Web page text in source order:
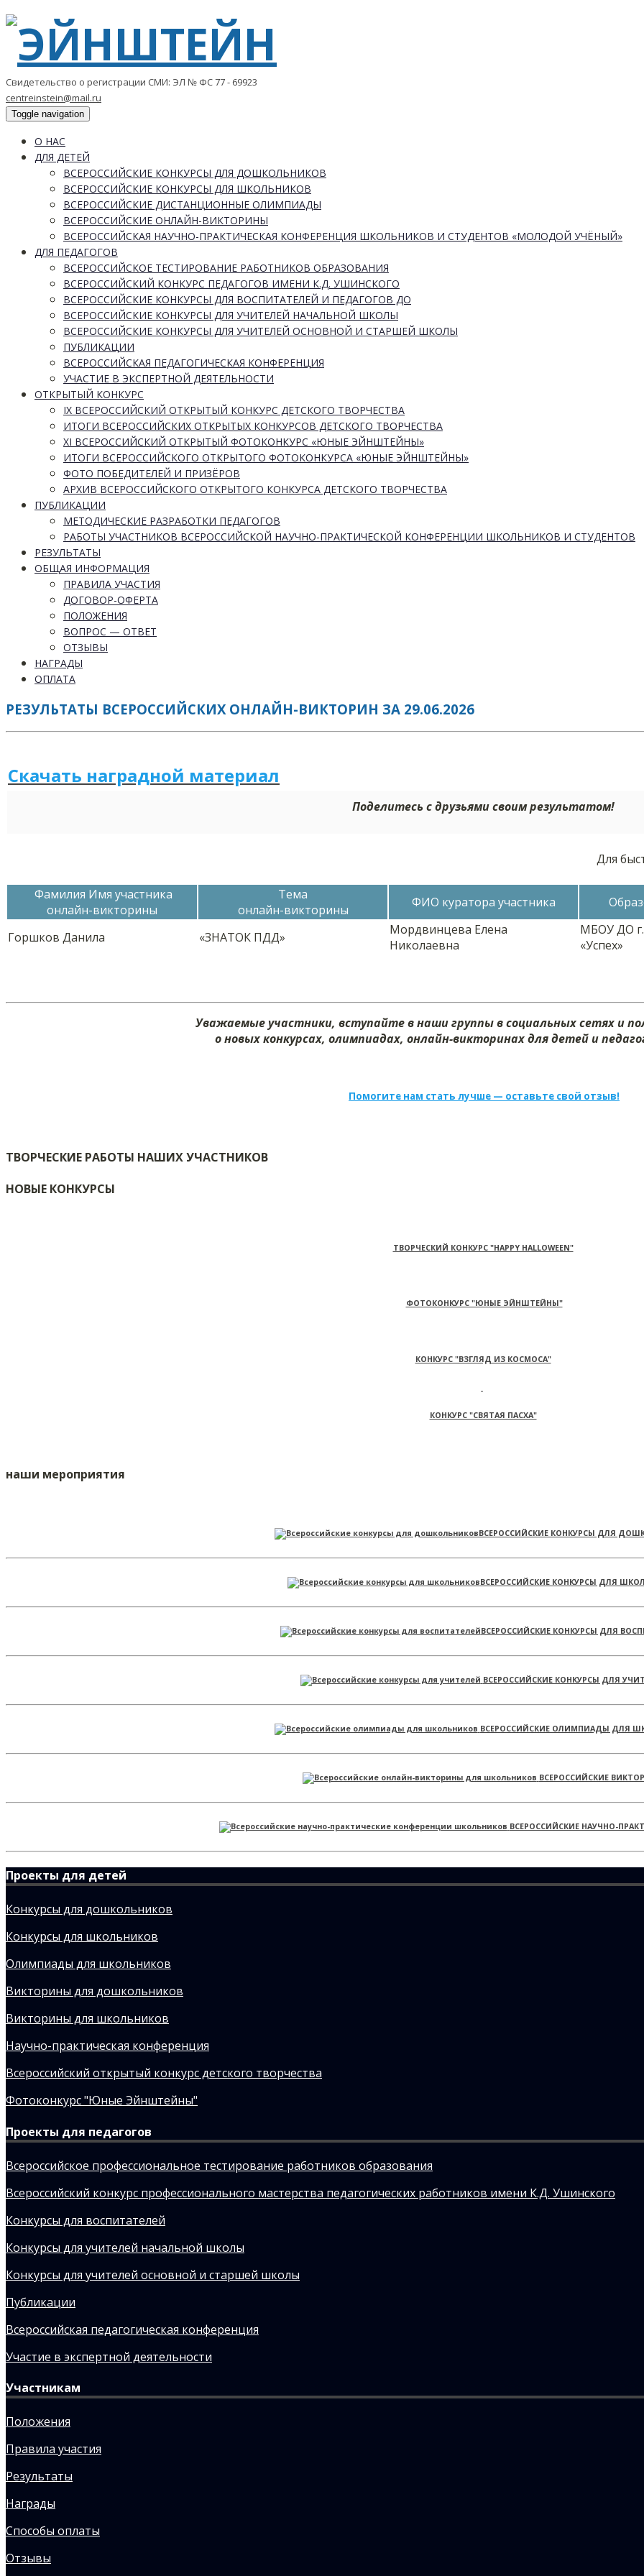
Свидетельство о регистрации СМИ: ЭЛ № ФС 77 - 69923
centreinstein@mail.ru
Toggle navigation
О НАС
ДЛЯ ДЕТЕЙ
ВСЕРОССИЙСКИЕ КОНКУРСЫ ДЛЯ ДОШКОЛЬНИКОВ
ВСЕРОССИЙСКИЕ КОНКУРСЫ ДЛЯ ШКОЛЬНИКОВ
ВСЕРОССИЙСКИЕ ДИСТАНЦИОННЫЕ ОЛИМПИАДЫ
ВСЕРОССИЙСКИЕ ОНЛАЙН-ВИКТОРИНЫ
ВСЕРОССИЙСКАЯ НАУЧНО-ПРАКТИЧЕСКАЯ КОНФЕРЕНЦИЯ ШКОЛЬНИКОВ И СТУДЕНТОВ «МОЛОДОЙ УЧЁНЫЙ»
ДЛЯ ПЕДАГОГОВ
ВСЕРОССИЙСКОЕ ТЕСТИРОВАНИЕ РАБОТНИКОВ ОБРАЗОВАНИЯ
ВСЕРОССИЙСКИЙ КОНКУРС ПЕДАГОГОВ ИМЕНИ К.Д. УШИНСКОГО
ВСЕРОССИЙСКИЕ КОНКУРСЫ ДЛЯ ВОСПИТАТЕЛЕЙ И ПЕДАГОГОВ ДО
ВСЕРОССИЙСКИЕ КОНКУРСЫ ДЛЯ УЧИТЕЛЕЙ НАЧАЛЬНОЙ ШКОЛЫ
ВСЕРОССИЙСКИЕ КОНКУРСЫ ДЛЯ УЧИТЕЛЕЙ ОСНОВНОЙ И СТАРШЕЙ ШКОЛЫ
ПУБЛИКАЦИИ
ВСЕРОССИЙСКАЯ ПЕДАГОГИЧЕСКАЯ КОНФЕРЕНЦИЯ
УЧАСТИЕ В ЭКСПЕРТНОЙ ДЕЯТЕЛЬНОСТИ
ОТКРЫТЫЙ КОНКУРС
IX ВСЕРОССИЙСКИЙ ОТКРЫТЫЙ КОНКУРС ДЕТСКОГО ТВОРЧЕСТВА
ИТОГИ ВСЕРОССИЙСКИХ ОТКРЫТЫХ КОНКУРСОВ ДЕТСКОГО ТВОРЧЕСТВА
XI ВСЕРОССИЙСКИЙ ОТКРЫТЫЙ ФОТОКОНКУРС «ЮНЫЕ ЭЙНШТЕЙНЫ»
ИТОГИ ВСЕРОССИЙСКОГО ОТКРЫТОГО ФОТОКОНКУРСА «ЮНЫЕ ЭЙНШТЕЙНЫ»
ФОТО ПОБЕДИТЕЛЕЙ И ПРИЗЁРОВ
АРХИВ ВСЕРОССИЙСКОГО ОТКРЫТОГО КОНКУРСА ДЕТСКОГО ТВОРЧЕСТВА
ПУБЛИКАЦИИ
МЕТОДИЧЕСКИЕ РАЗРАБОТКИ ПЕДАГОГОВ
РАБОТЫ УЧАСТНИКОВ ВСЕРОССИЙСКОЙ НАУЧНО-ПРАКТИЧЕСКОЙ КОНФЕРЕНЦИИ ШКОЛЬНИКОВ И СТУДЕНТОВ
РЕЗУЛЬТАТЫ
ОБЩАЯ ИНФОРМАЦИЯ
ПРАВИЛА УЧАСТИЯ
ДОГОВОР-ОФЕРТА
ПОЛОЖЕНИЯ
ВОПРОС — ОТВЕТ
ОТЗЫВЫ
НАГРАДЫ
ОПЛАТА
РЕЗУЛЬТАТЫ ВСЕРОССИЙСКИХ ОНЛАЙН-ВИКТОРИН ЗА 29.06.2026
Скачать наградной материал
Поделитесь с друзьями своим результатом!
Для
Фамилия Имя участника
онлайн-викторины
Тема
онлайн-викторины
ФИО куратора участника
Горшков Данила «ЗНАТОК ПДД»
Мордвинцева Елена
Николаевна
МБОУ ДО
«Успех»
Уважаемые участники, вступайте в наши группы в социальных сетях и
о новых конкурсах, олимпиадах, онлайн-викторинах для детей и
Помогите нам стать лучше — оставьте свой отзыв!
ТВОРЧЕСКИЕ РАБОТЫ НАШИХ УЧАСТНИКОВ
НОВЫЕ КОНКУРСЫ
ТВОРЧЕСКИЙ КОНКУРС "HAPPY HALLOWEEN"
ФОТОКОНКУРС "ЮНЫЕ ЭЙНШТЕЙНЫ"
КОНКУРС "ВЗГЛЯД ИЗ КОСМОСА"
КОНКУРС "СВЯТАЯ ПАСХА"
наши мероприятия
ВСЕРОССИЙСКИЕ КОНКУРСЫ ДЛЯ
ВСЕРОССИЙСКИЕ КОНКУРСЫ ДЛЯ
ВСЕРОССИЙСКИЕ КОНКУРСЫ ДЛЯ
ВСЕРОССИЙСКИЕ КОНКУРСЫ ДЛЯ
ВСЕРОССИЙСКИЕ ОЛИМПИАДЫ ДЛЯ
ВСЕРОССИЙСКИЕ
ВСЕРОССИЙСКИЕ НАУЧНО-
Проекты для детей
Конкурсы для дошкольников
Конкурсы для школьников
Олимпиады для школьников
Викторины для дошкольников
Викторины для школьников
Научно-практическая конференция
Всероссийский открытый конкурс детского творчества
Фотоконкурс "Юные Эйнштейны"
Проекты для педагогов
Всероссийское профессиональное тестирование работников образования
Всероссийский конкурс профессионального мастерства педагогических работников имени К.Д. Ушинского
Конкурсы для воспитателей
Конкурсы для учителей начальной школы
Конкурсы для учителей основной и старшей школы
Публикации
Всероссийская педагогическая конференция
Участие в экспертной деятельности
Участникам
Положения
Правила участия
Результаты
Награды
Способы оплаты
Отзывы